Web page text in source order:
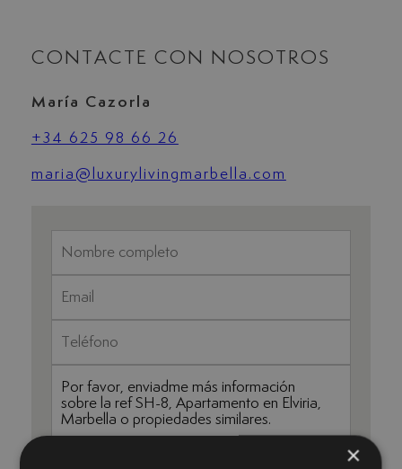
CONTACTE CON NOSOTROS
María Cazorla
+34 625 98 66 26
maria@luxurylivingmarbella.com
×